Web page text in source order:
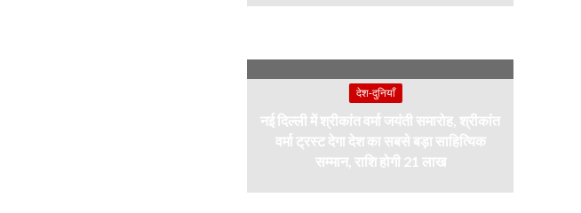
देश-दुनियाँ
नई दिल्ली में श्रीकांत वर्मा जयंती समारोह, श्रीकांत
वर्मा ट्रस्ट देगा देश का सबसे बड़ा साहित्यिक
सम्मान, राशि होगी 21 लाख